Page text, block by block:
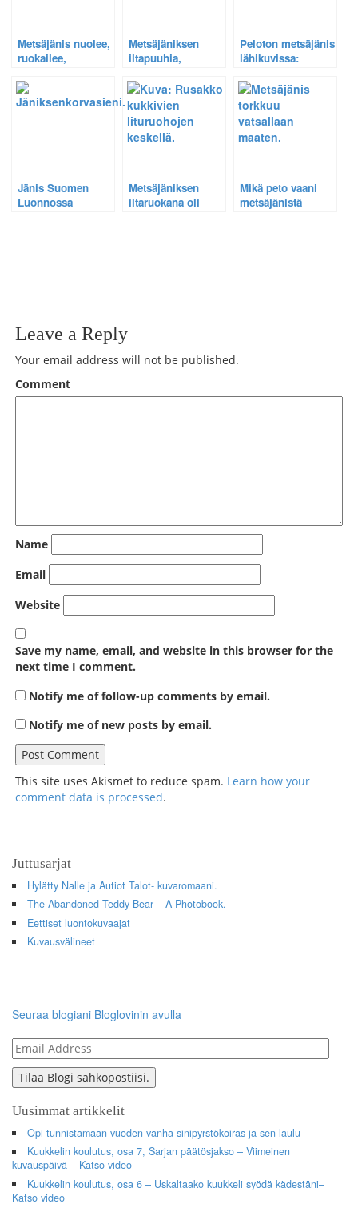
Metsäjänis nuolee,
ruokailee,
hiekassa
Metsäjäniksen
iltapuuhia,
Peloton metsäjänis
lähikuvissa:
kuvausprosessista.
Jänis Suomen
Luonnossa
Metsäjäniksen
iltaruokana oli
Mikä peto vaani
metsäjänistä
Leave a Reply
Your email address will not be published.
Comment
Name
Email
Website
Save my name, email, and website in this browser for the
next time I comment.
Notify me of follow-up comments by email.
Notify me of new posts by email.
This site uses Akismet to reduce spam. Learn how your
comment data is processed.
Juttusarjat
Hylätty Nalle ja Autiot Talot- kuvaromaani.
The Abandoned Teddy Bear – A Photobook.
Eettiset luontokuvaajat
Kuvausvälineet
Seuraa blogiani Bloglovinin avulla
Email
Address
Tilaa Blogi sähköpostiisi.
Uusimmat artikkelit
Opi tunnistamaan vuoden vanha sinipyrstökoiras ja sen laulu
Kuukkelin koulutus, osa 7, Sarjan päätösjakso – Viimeinen
kuvauspäivä – Katso video
Kuukkelin koulutus, osa 6 – Uskaltaako kuukkeli syödä kädestäni–
Katso video